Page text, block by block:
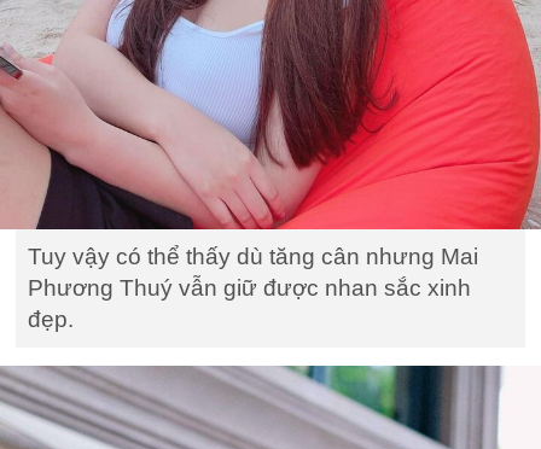
Tuy vậy có thể thấy dù tăng cân nhưng Mai
Phương Thuý vẫn giữ được nhan sắc xinh
đẹp.